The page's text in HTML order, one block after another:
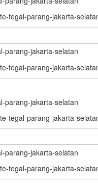
tegal-parang-jakarta-
tegal-parang-jakarta-
tegal-parang-jakarta-
tegal-parang-jakarta-